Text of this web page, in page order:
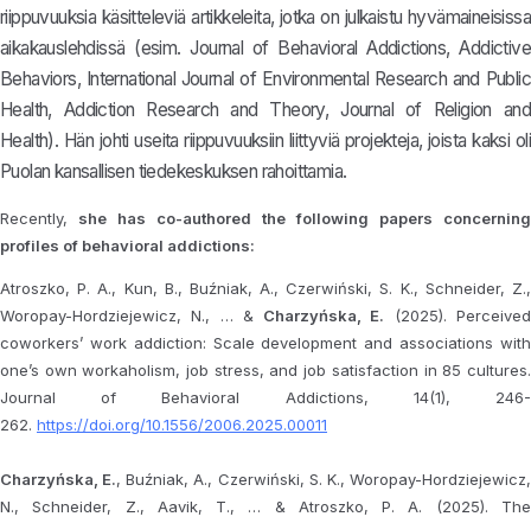
riippuvuuksia käsitteleviä artikkeleita, jotka on julkaistu hyvämaineisissa
aikakauslehdissä (esim. Journal of Behavioral Addictions, Addictive
Behaviors, International Journal of Environmental Research and Public
Health, Addiction Research and Theory, Journal of Religion and
Health). Hän johti useita riippuvuuksiin liittyviä projekteja, joista kaksi oli
Puolan kansallisen tiedekeskuksen rahoittamia.
Recently, she has co-authored the following papers concerning
profiles of behavioral addictions:
Atroszko, P. A., Kun, B., Buźniak, A., Czerwiński, S. K., Schneider, Z.,
Woropay-Hordziejewicz, N., … & Charzyńska, E. (2025). Perceived
coworkers’ work addiction: Scale development and associations with
one’s own workaholism, job stress, and job satisfaction in 85 cultures.
Journal of Behavioral Addictions, 14(1), 246-
262. https://doi.org/10.1556/2006.2025.00011
Charzyńska, E., Buźniak, A., Czerwiński, S. K., Woropay-Hordziejewicz,
N., Schneider, Z., Aavik, T., … & Atroszko, P. A. (2025). The